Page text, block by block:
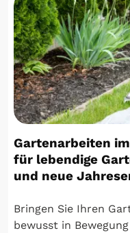
Gartenarbeiten
für lebendige
und neue
Bringen Sie Ihren
bewusst in